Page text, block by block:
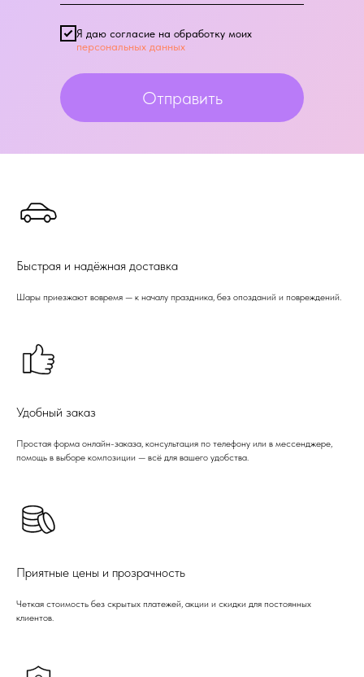
Я даю согласие на обработку моих
персональных данных
Отправить
Быстрая и надёжная доставка
Шары приезжают вовремя — к началу праздника, без опозданий и повреждений.
Удобный заказ
Простая форма онлайн-заказа, консультация по телефону или в мессенджере,
помощь в выборе композиции — всё для вашего удобства.
Приятные цены и прозрачность
Четкая стоимость без скрытых платежей, акции и скидки для постоянных
клиентов.